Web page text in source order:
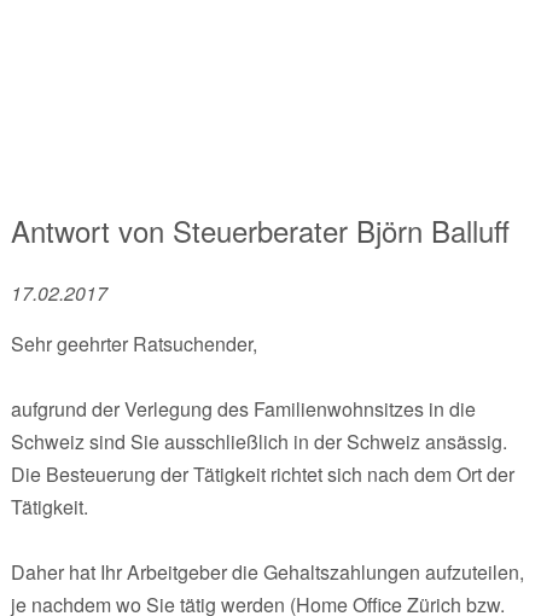
Antwort von Steuerberater Björn Balluff
17.02.2017
Sehr geehrter Ratsuchender,
aufgrund der Verlegung des Familienwohnsitzes in die
Schweiz sind Sie ausschließlich in der Schweiz ansässig.
Die Besteuerung der Tätigkeit richtet sich nach dem Ort der
Tätigkeit.
Daher hat Ihr Arbeitgeber die Gehaltszahlungen aufzuteilen,
je nachdem wo Sie tätig werden (Home Office Zürich bzw.